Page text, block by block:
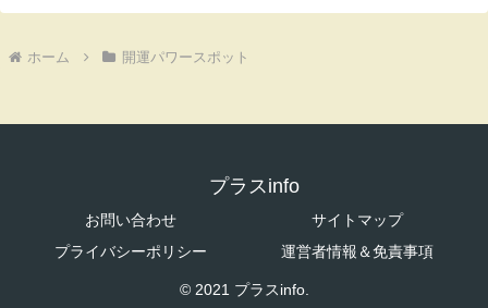
ホーム 開運パワースポット
プラスinfo
お問い合わせ
サイトマップ
プライバシーポリシー
運営者情報＆免責事項
© 2021 プラスinfo.